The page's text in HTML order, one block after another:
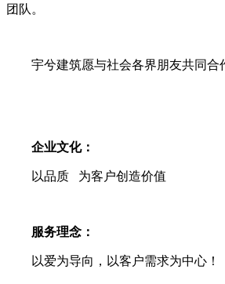
团队。
宇兮建筑愿与社会各界朋友共同合
企业文化：
以品质 为客户创造价值
服务理念：
以爱为导向，以客户需求为中心！